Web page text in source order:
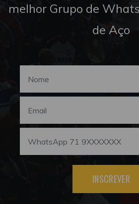
melhor Grupo de
de Aço
INSCREVER